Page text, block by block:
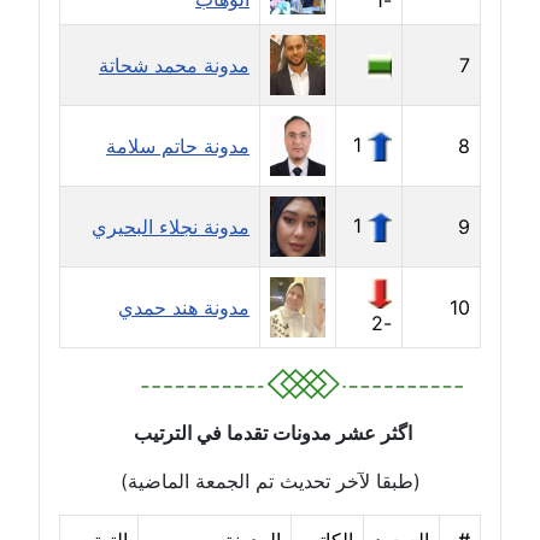
مدونة إيناس عراقي
مدونة آيه ابو زهرة
مدونة آية الدرديري
عاملة
مدونة آيه الغمري
عاملة
عاملة
عاملة
7 مدونة محمد شحاتة
8
1 مدونة حاتم سلامة
9
1 مدونة نجلاء البحيري
10
-2
مدونة هند حمدي
اگثر عشر مدونات تقدما في الترتيب
(طبقا لآخر تحديث تم الجمعة الماضية)